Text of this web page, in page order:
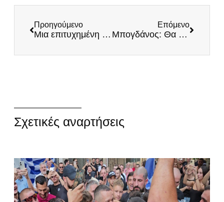
Προηγούμενο
Μια επιτυχημένη συγκέντρωση Μελών και Φίλων του Κινήματος στην Καβάλα
Επόμενο
Μπογδάνος: Θα ψηφίσει Κασιδιάρη ένας στους δύο Αθηναίους
Σχετικές αναρτήσεις